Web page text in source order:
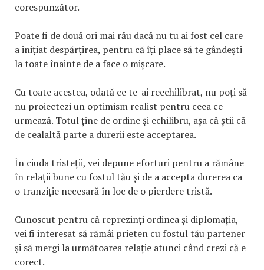
corespunzător.
Poate fi de două ori mai rău dacă nu tu ai fost cel care
a inițiat despărțirea, pentru că îți place să te gândești
la toate înainte de a face o mișcare.
Cu toate acestea, odată ce te-ai reechilibrat, nu poți să
nu proiectezi un optimism realist pentru ceea ce
urmează. Totul ține de ordine și echilibru, așa că știi că
de cealaltă parte a durerii este acceptarea.
În ciuda tristeții, vei depune eforturi pentru a rămâne
în relații bune cu fostul tău și de a accepta durerea ca
o tranziție necesară în loc de o pierdere tristă.
Cunoscut pentru că reprezinți ordinea și diplomația,
vei fi interesat să rămâi prieten cu fostul tău partener
și să mergi la următoarea relație atunci când crezi că e
corect.